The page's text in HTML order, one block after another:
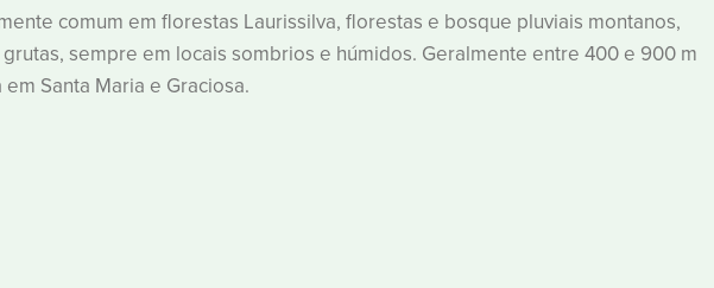
comum em florestas Laurissilva, florestas e bosque pluviais montanos,
sempre em locais sombrios e húmidos. Geralmente entre 400 e 900 m
Santa Maria e Graciosa.